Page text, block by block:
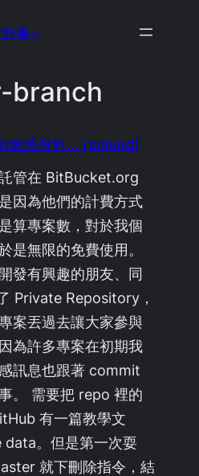
事~
branch
敏感資料… [solved]
管在 BitBucket.org
因為他們的計費方式
算專案數，對於我個
是無限的免費使用。
發有興趣的朋友、同
Private Repository，
案丟過去讓大家參與
為許多專案在初期我
訊息也跟著 commit
。 需要把 repo 裡的
有一篇教學文
。但是第一次耍
就下刪除指令，結